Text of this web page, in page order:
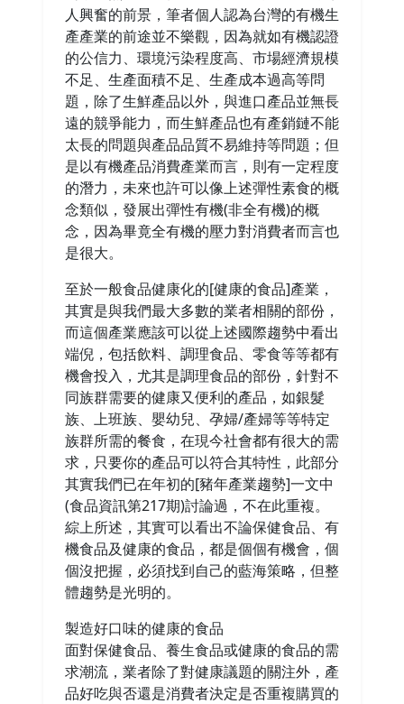
人興奮的前景，筆者個人認為台灣的有機生
產產業的前途並不樂觀，因為就如有機認證
的公信力、環境污染程度高、市場經濟規模
不足、生產面積不足、生產成本過高等問
題，除了生鮮產品以外，與進口產品並無長
遠的競爭能力，而生鮮產品也有產銷鏈不能
太長的問題與產品品質不易維持等問題；但
是以有機產品消費產業而言，則有一定程度
的潛力，未來也許可以像上述彈性素食的概
念類似，發展出彈性有機(非全有機)的概
念，因為畢竟全有機的壓力對消費者而言也
是很大。
至於一般食品健康化的[健康的食品]產業，
其實是與我們最大多數的業者相關的部份，
而這個產業應該可以從上述國際趨勢中看出
端倪，包括飲料、調理食品、零食等等都有
機會投入，尤其是調理食品的部份，針對不
同族群需要的健康又便利的產品，如銀髮
族、上班族、嬰幼兒、孕婦/產婦等等特定
族群所需的餐食，在現今社會都有很大的需
求，只要你的產品可以符合其特性，此部分
其實我們已在年初的[豬年產業趨勢]一文中
(食品資訊第217期)討論過，不在此重複。
綜上所述，其實可以看出不論保健食品、有
機食品及健康的食品，都是個個有機會，個
個沒把握，必須找到自己的藍海策略，但整
體趨勢是光明的。
製造好口味的健康的食品
面對保健食品、養生食品或健康的食品的需
求潮流，業者除了對健康議題的關注外，產
品好吃與否還是消費者決定是否重複購買的